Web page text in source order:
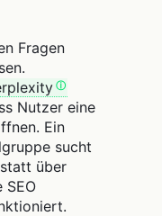
Fragen
Nutzer eine
Ein
sucht
über
SEO